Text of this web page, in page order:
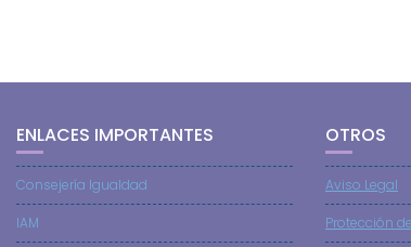
ENLACES IMPORTANTES
Consejería Igualdad
IAM
OTROS
Aviso Legal
Protección